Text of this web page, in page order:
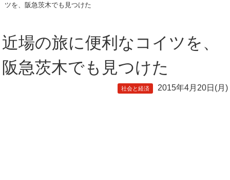
ツを、阪急茨木でも見つけた
近場の旅に便利なコイツを、
阪急茨木でも見つけた
社会と経済 2015年4月20日(月)